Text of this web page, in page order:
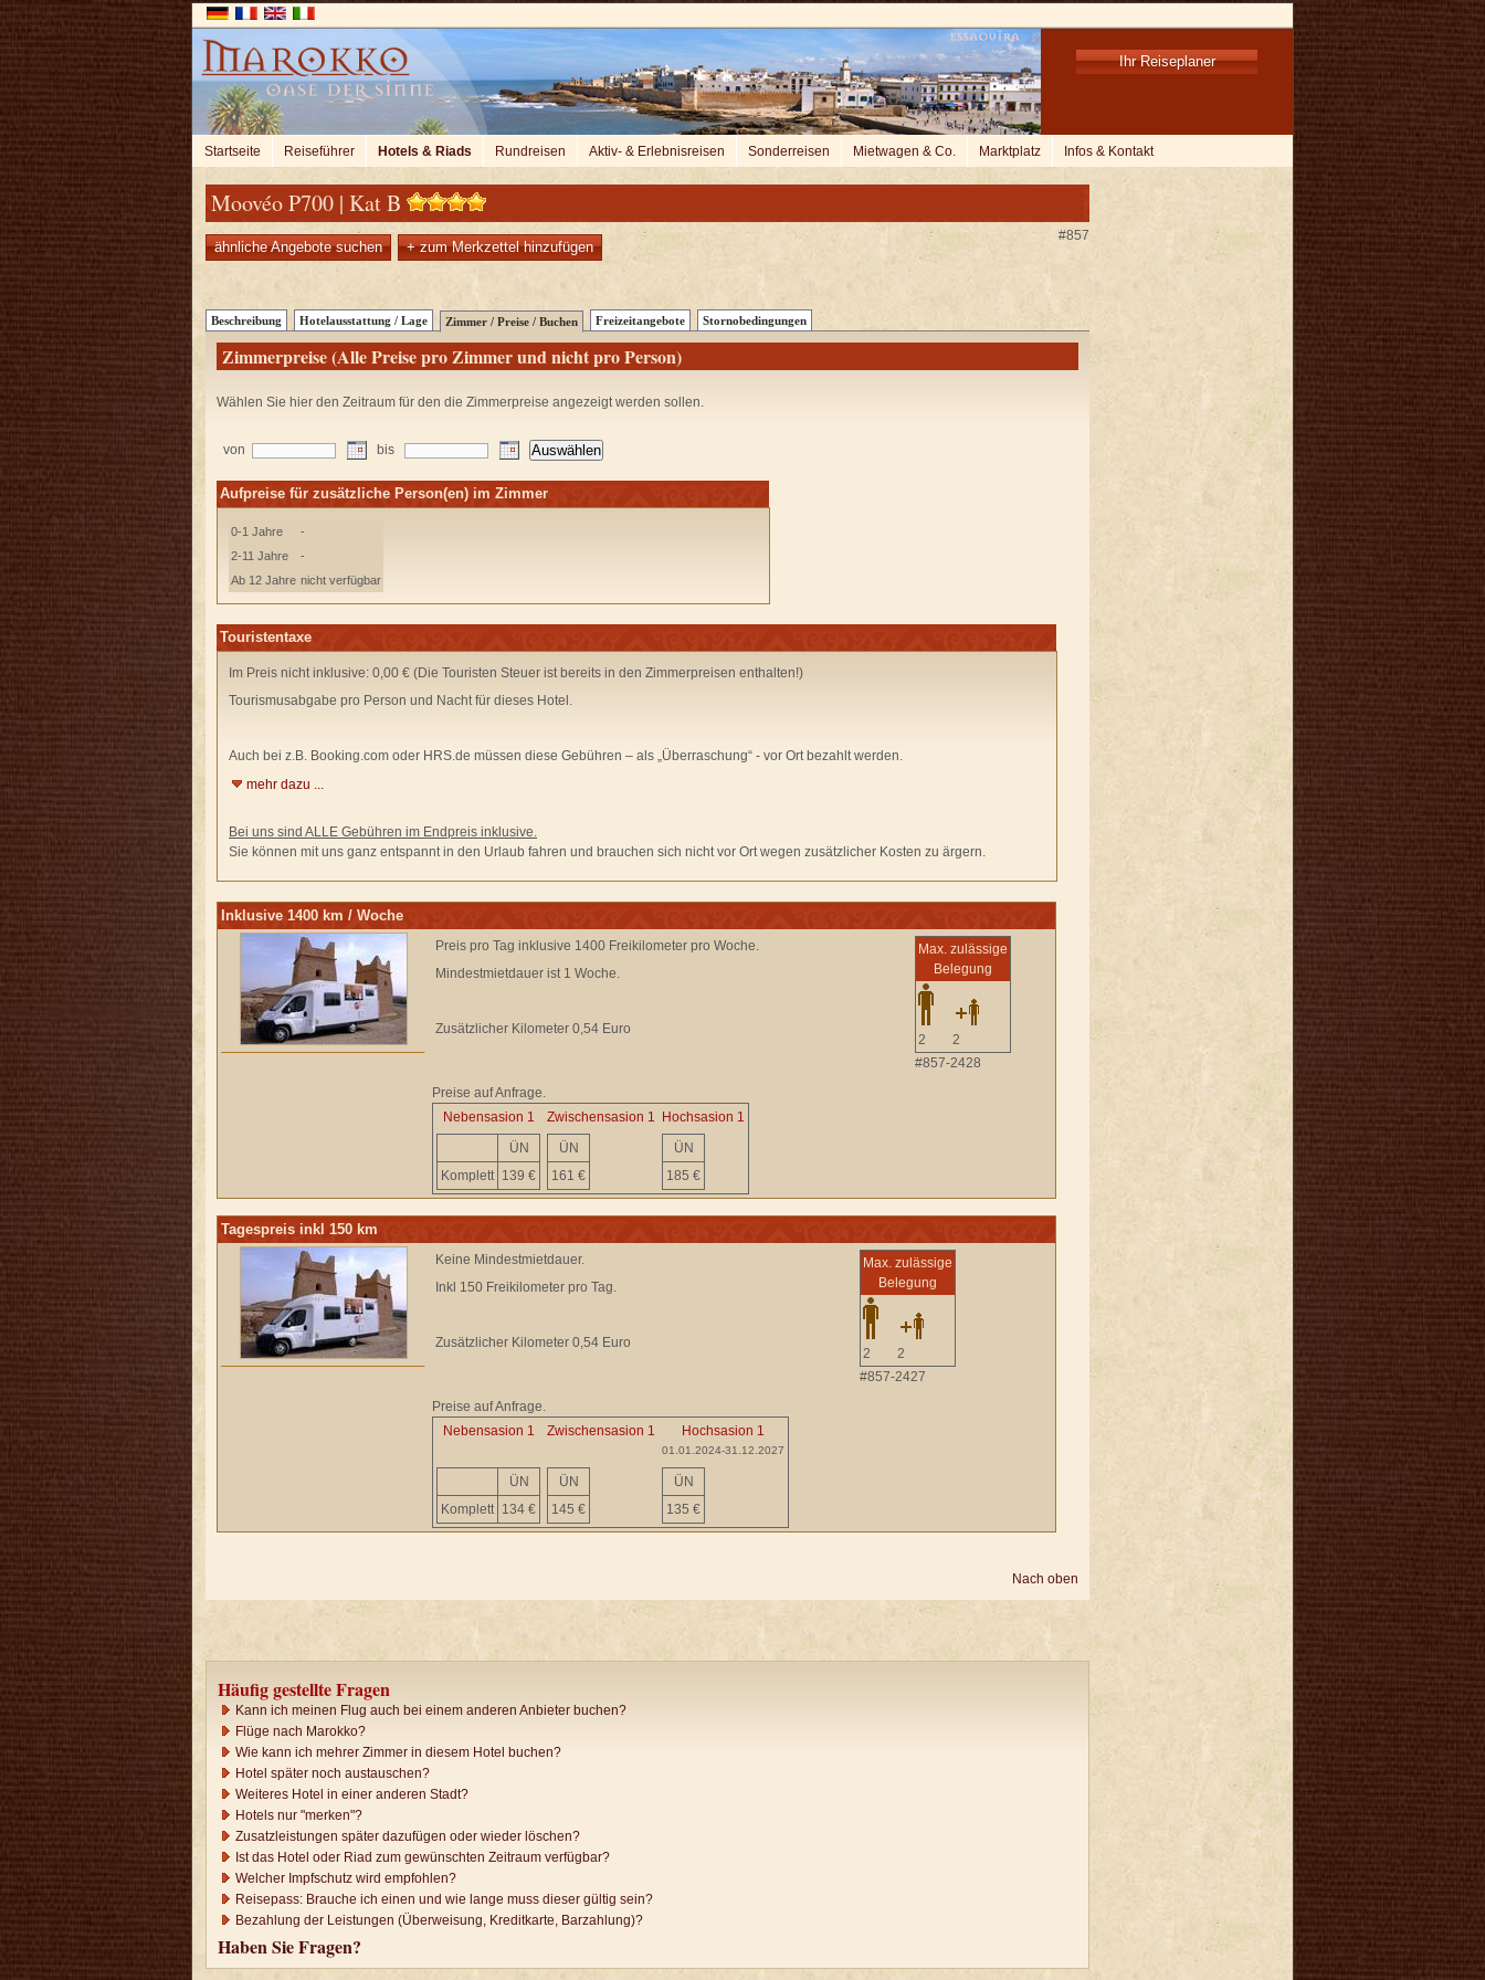
Ihr Reiseplaner
Startseite Reiseführer Hotels & Riads Rundreisen Aktiv- & Erlebnisreisen Sonderreisen Mietwagen & Co. Marktplatz Infos & Kontakt
Moovéo P700 | Kat B
ähnliche Angebote suchen + zum Merkzettel hinzufügen
#857
Beschreibung Hotelausstattung / Lage Zimmer / Preise / Buchen Freizeitangebote Stornobedingungen
Zimmerpreise (Alle Preise pro Zimmer und nicht pro Person)
Wählen Sie hier den Zeitraum für den die Zimmerpreise angezeigt werden sollen.
von bis
Aufpreise für zusätzliche Person(en) im Zimmer
0-1 Jahre
-
2-11 Jahre
-
Ab 12 Jahre nicht verfügbar
Touristentaxe
Im Preis nicht inklusive: 0,00 € (Die Touristen Steuer ist bereits in den Zimmerpreisen enthalten!)
Tourismusabgabe pro Person und Nacht für dieses Hotel.
Auch bei z.B. Booking.com oder HRS.de müssen diese Gebühren – als „Überraschung“ - vor Ort bezahltwerden.
mehr dazu ...
Bei uns sind ALLE Gebühren im Endpreis inklusive.
Sie können mit uns ganz entspannt in den Urlaub fahren und brauchen sich nicht vor Ort wegen zusätzlicher Kosten zu ärgern.
Inklusive 1400 km / Woche
Preis pro Tag inklusive 1400 Freikilometer pro Woche.
Mindestmietdauer ist 1 Woche.
Zusätzlicher Kilometer 0,54 Euro
Max. zulässige
Belegung
2
2
#857-2428
Preise auf Anfrage.
Nebensasion 1
Zwischensasion 1
Hochsasion 1
ÜN
Komplett 139 €
ÜN
161 €
ÜN
185 €
Tagespreis inkl 150 km
Keine Mindestmietdauer.
Inkl 150 Freikilometer pro Tag.
Zusätzlicher Kilometer 0,54 Euro
Max. zulässige
Belegung
2
2
#857-2427
Preise auf Anfrage.
Nebensasion 1
Zwischensasion 1 Hochsasion 1
01.01.2024-31.12.2027
ÜN
Komplett 134 €
ÜN
145 €
ÜN
135 €
Nach oben
Häufig gestellte Fragen
Kann ich meinen Flug auch bei einem anderen Anbieter buchen?
Flüge nach Marokko?
Wie kann ich mehrer Zimmer in diesem Hotel buchen?
Hotel später noch austauschen?
Weiteres Hotel in einer anderen Stadt?
Hotels nur "merken"?
Zusatzleistungen später dazufügen oder wieder löschen?
Ist das Hotel oder Riad zum gewünschten Zeitraum verfügbar?
Welcher Impfschutz wird empfohlen?
Reisepass: Brauche ich einen und wie lange muss dieser gültig sein?
Bezahlung der Leistungen (Überweisung, Kreditkarte, Barzahlung)?
Haben Sie Fragen?